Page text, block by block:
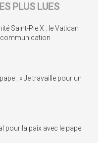
PLUS LUES
Saint-Pie X : le Vatican
: « Je travaille pour un
pour la paix avec le pape